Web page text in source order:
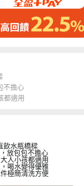
不擔⼼
都適⽤
飲水瓶橋樑
放包包不擔⼼
⼈⼩孩都適⽤
喝水變得優雅
極簡清洗⽅便